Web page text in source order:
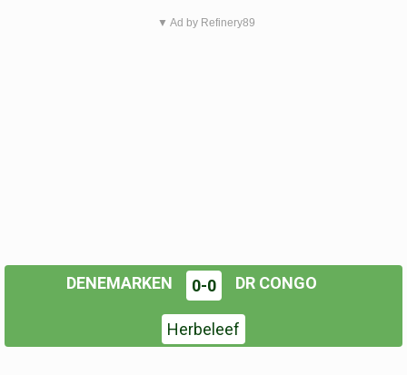
▼ Ad by Refinery89
DENEMARKEN 0-0 DR CONGO
Herbeleef